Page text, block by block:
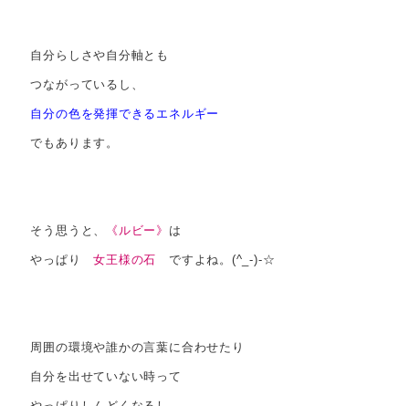
自分らしさや自分軸とも
つながっているし、
自分の色を発揮できるエネルギー
でもあります。
そう思うと、 《ルビー》 は
やっぱり女王様の石 ですよね。(^_-)-☆
周囲の環境や誰かの言葉に合わせたり
自分を出せていない時って